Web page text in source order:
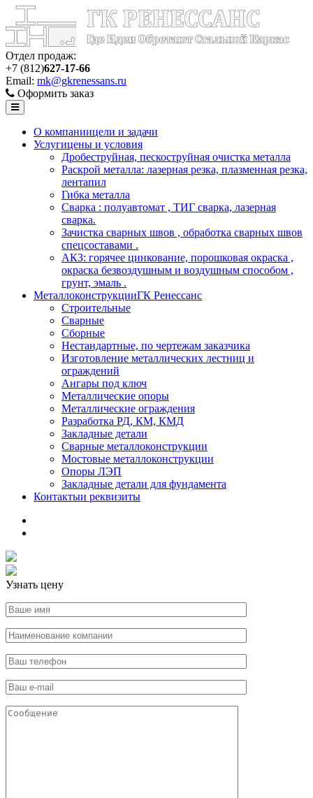
Отдел продаж:
+7 (812)627-17-66
Email: mk@gkrenessans.ru
Оформить заказ
О компаниицели и задачи
Услугицены и условия
Дробеструйная, пескоструйная очистка металла
Раскрой металла: лазерная резка, плазменная резка,
лентапил
Гибка металла
Сварка : полуавтомат , ТИГ сварка, лазерная
сварка.
Зачистка сварных швов , обработка сварных швов
спецсоставами .
АКЗ: горячее цинкование, порошковая окраска ,
окраска безвоздушным и воздушным способом ,
грунт, эмаль .
МеталлоконструкцииГК Ренессанс
Строительные
Сварные
Сборные
Нестандартные, по чертежам заказчика
Изготовление металлических лестниц и
ограждений
Ангары под ключ
Металлические опоры
Металлические ограждения
Разработка РД, КМ, КМД
Закладные детали
Сварные металлоконструкции
Мостовые металлоконструкции
Опоры ЛЭП
Закладные детали для фундамента
Контактыи реквизиты
Узнать цену